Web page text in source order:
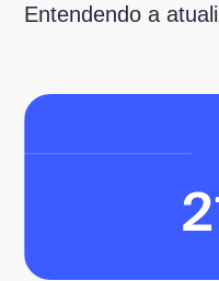
Entendendo a